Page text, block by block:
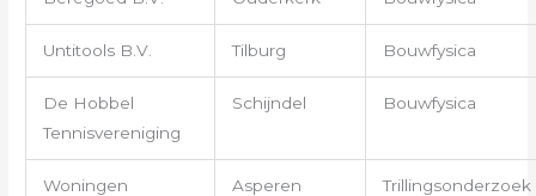
Untitools B.V. Tilburg Bouwfysica
De Hobbel
Tennisvereniging
Schijndel Bouwfysica
Woningen
Asperen Trillingsonderzoek